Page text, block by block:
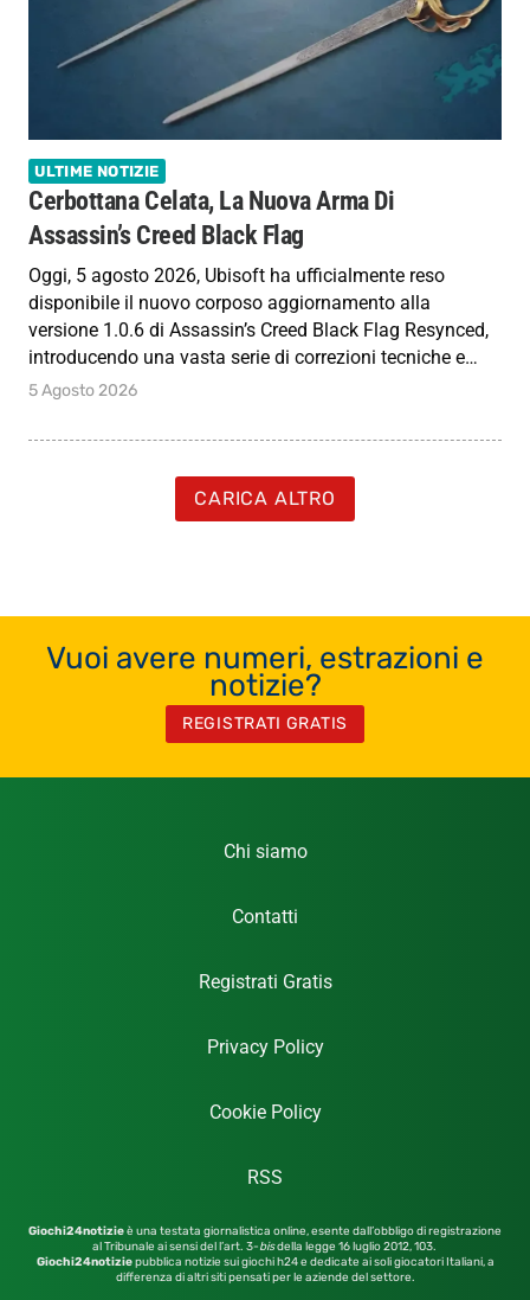
ULTIME NOTIZIE
Cerbottana Celata, La Nuova Arma Di
Assassin’s Creed Black Flag
Oggi, 5 agosto 2026, Ubisoft ha ufficialmente reso
disponibile il nuovo corposo aggiornamento alla
versione 1.0.6 di Assassin’s Creed Black Flag Resynced,
introducendo una vasta serie di correzioni tecniche e…
5 Agosto 2026
CARICA ALTRO
Vuoi avere numeri, estrazioni e
notizie?
REGISTRATI GRATIS
Chi siamo
Contatti
Registrati Gratis
Privacy Policy
Cookie Policy
RSS
Giochi24notizieè una testata giornalistica online, esente dall’obbligo di registrazione
al Tribunale ai sensi del l’art. 3-bisdella legge 16 luglio 2012,103.
Giochi24notiziepubblica notizie sui giochi h24 e dedicate ai soli giocatori Italiani, a
differenza di altri siti pensati per le aziende del settore.